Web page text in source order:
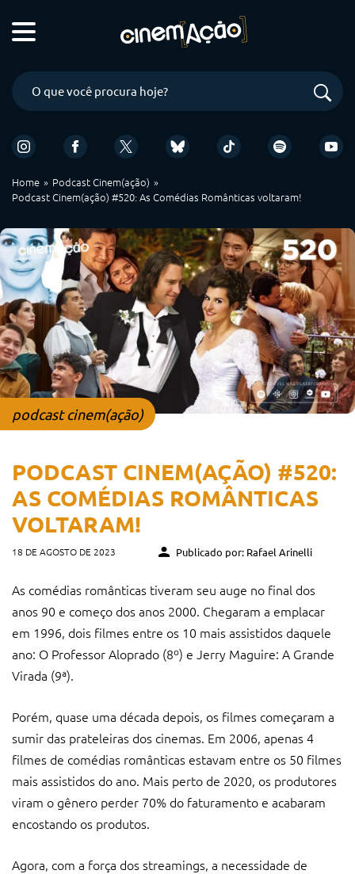
Home
Podcast Cinem(ação)
Podcast Cinem(ação) #520: As Comédias Românticas voltaram!
podcast cinem(ação)
PODCAST CINEM(AÇÃO) #520:
AS COMÉDIAS ROMÂNTICAS
VOLTARAM!
18 DE AGOSTO DE 2023 Publicado por: Rafael Arinelli
As comédias românticas tiveram seu auge no final dos
anos 90 e começo dos anos 2000. Chegaram a emplacar
em 1996, dois filmes entre os 10 mais assistidos daquele
ano: O Professor Aloprado (8º) e Jerry Maguire: A Grande
Virada (9ª).
Porém, quase uma década depois, os filmes começaram a
sumir das prateleiras dos cinemas. Em 2006, apenas 4
filmes de comédias românticas estavam entre os 50 filmes
mais assistidos do ano. Mais perto de 2020, os produtores
viram o gênero perder 70% do faturamento e acabaram
encostando os produtos.
Agora, com a força dos streamings, a necessidade de